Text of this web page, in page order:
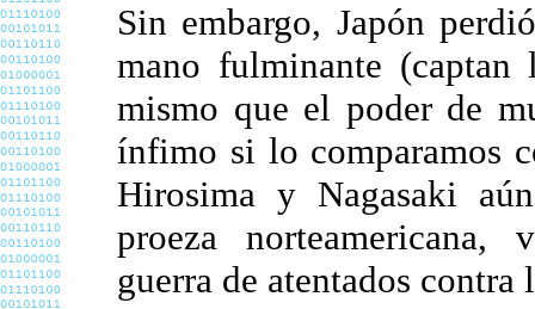
Sin embargo, Japón
mano fulminante
mismo que el poder de
ínfimo si lo comparamos
Hirosima y Nagasaki
proeza norteamericana,
guerra de atentados contra